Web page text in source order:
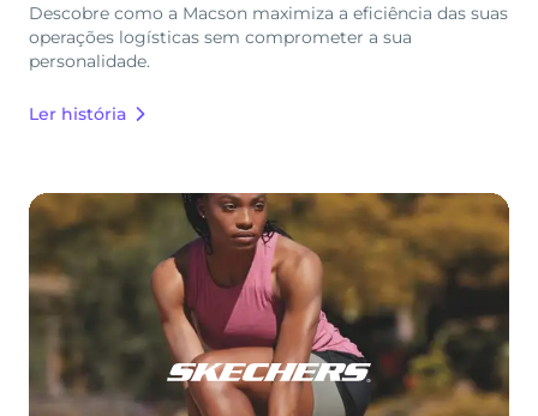
Descobre como a Macson maximiza a eficiência das suas
operações logísticas sem comprometer a sua
personalidade.
Ler história